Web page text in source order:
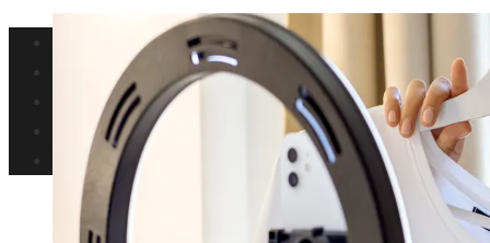
Ciencia y tecnología
Cultura y ocio
Responsabilidad social
Inversiones y negocios